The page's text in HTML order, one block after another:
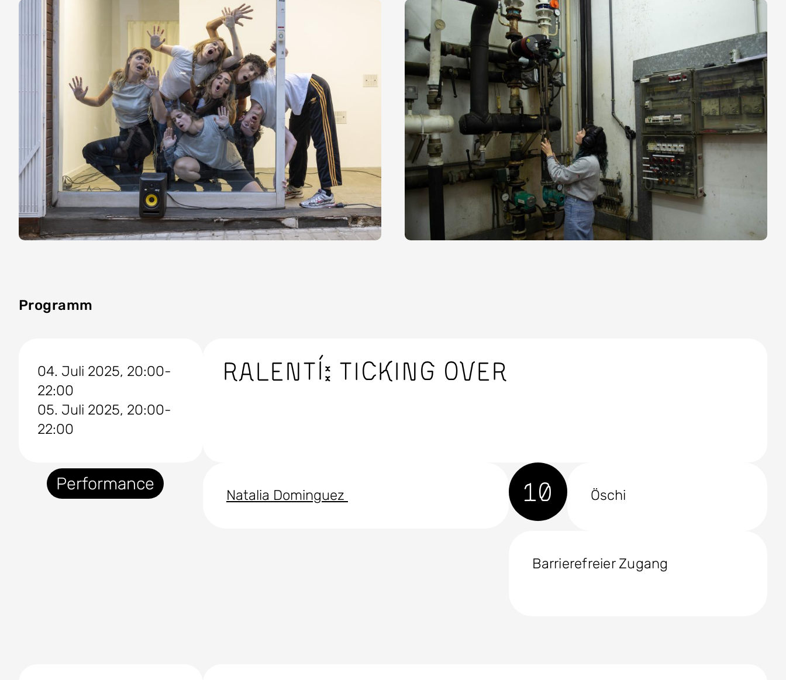
Programm
04. Juli 2025, 20:00-
22:00
05. Juli 2025, 20:00-
22:00
Ralentí: ticking over
Performance
Natalia Dominguez 10 Öschi
Barrierefreier Zugang